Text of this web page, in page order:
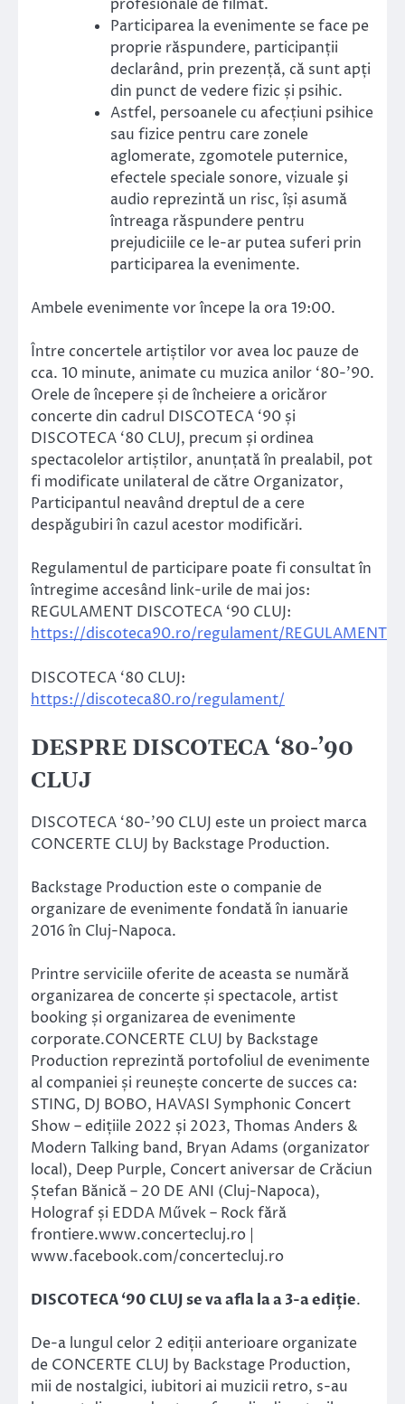
profesionale de filmat.
Participarea la evenimente se face pe
proprie răspundere, participanții
declarând, prin prezență, că sunt apți
din punct de vedere fizic și psihic.
Astfel, persoanele cu afecțiuni psihice
sau fizice pentru care zonele
aglomerate, zgomotele puternice,
efectele speciale sonore, vizuale şi
audio reprezintă un risc, își asumă
întreaga răspundere pentru
prejudiciile ce le-ar putea suferi prin
participarea la evenimente.
Ambele evenimente vor începe la ora 19:00.
Între concertele artiștilor vor avea loc pauze de
cca. 10 minute, animate cu muzica anilor ‘80-’90.
Orele de începere și de încheiere a oricăror
concerte din cadrul DISCOTECA ‘90 și
DISCOTECA ‘80 CLUJ, precum și ordinea
spectacolelor artiștilor, anunțată în prealabil, pot
fi modificate unilateral de către Organizator,
Participantul neavând dreptul de a cere
despăgubiri în cazul acestor modificări.
Regulamentul de participare poate fi consultat în
întregime accesând link-urile de mai jos:
REGULAMENT DISCOTECA ‘90 CLUJ:
https://discoteca90.ro/regulament/REGULAMENT
DISCOTECA ‘80 CLUJ:
https://discoteca80.ro/regulament/
DESPRE DISCOTECA ‘80-’90
CLUJ
DISCOTECA ‘80-’90 CLUJ este un proiect marca
CONCERTE CLUJ by Backstage Production.
Backstage Production este o companie de
organizare de evenimente fondată în ianuarie
2016 în Cluj-Napoca.
Printre serviciile oferite de aceasta se numără
organizarea de concerte și spectacole, artist
booking și organizarea de evenimente
corporate.CONCERTE CLUJ by Backstage
Production reprezintă portofoliul de evenimente
al companiei și reunește concerte de succes ca:
STING, DJ BOBO, HAVASI Symphonic Concert
Show – edițiile 2022 și 2023, Thomas Anders &
Modern Talking band, Bryan Adams (organizator
local), Deep Purple, Concert aniversar de Crăciun
Ștefan Bănică – 20 DE ANI (Cluj-Napoca),
Holograf și EDDA Művek – Rock fără
frontiere.www.concertecluj.ro |
www.facebook.com/concertecluj.ro
DISCOTECA ‘90 CLUJ se va afla la a 3-a ediție.
De-a lungul celor 2 ediții anterioare organizate
de CONCERTE CLUJ by Backstage Production,
mii de nostalgici, iubitori ai muzicii retro, s-au